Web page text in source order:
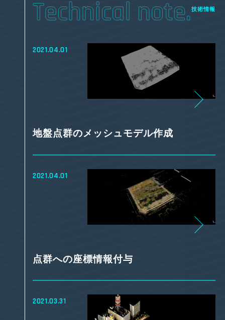
技術情報
地盤点群のメッシュモデル作成
2021.04.01
点群への座標情報付与
2021.04.01
2021.03.31